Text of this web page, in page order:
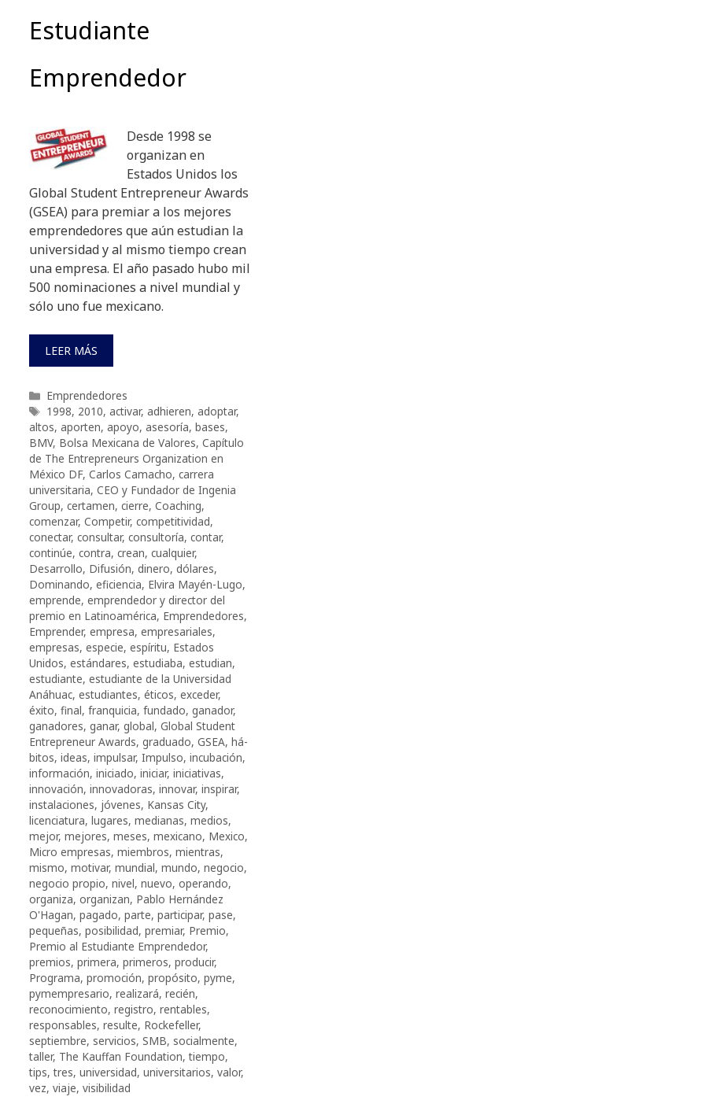
Estudiante
Emprendedor
Desde 1998 se
organizan en
Estados Unidos los
Global Student Entrepreneur Awards
(GSEA) para premiar a los mejores
emprendedores que aún estudian la
universidad y al mismo tiempo crean
una empresa. El año pasado hubo mil
500 nominaciones a nivel mundial y
sólo uno fue mexicano.
LEER MÁS
Categorías
Emprendedores
Etiquetas
1998, 2010, activar, adhieren, adoptar,
altos, aporten, apoyo, asesoría, bases,
BMV, Bolsa Mexicana de Valores, Capítulo
de The Entrepreneurs Organization en
México DF, Carlos Camacho, carrera
universitaria, CEO y Fundador de Ingenia
Group, certamen, cierre, Coaching,
comenzar, Competir, competitividad,
conectar, consultar, consultoría, contar,
continúe, contra, crean, cualquier,
Desarrollo, Difusión, dinero, dólares,
Dominando, eficiencia, Elvira Mayén-Lugo,
emprende, emprendedor y director del
premio en Latinoamérica, Emprendedores,
Emprender, empresa, empresariales,
empresas, especie, espíritu, Estados
Unidos, estándares, estudiaba, estudian,
estudiante, estudiante de la Universidad
Anáhuac, estudiantes, éticos, exceder,
éxito, final, franquicia, fundado, ganador,
ganadores, ganar, global, Global Student
Entrepreneur Awards, graduado, GSEA, há­
bi­tos, ideas, impulsar, Impulso, incubación,
información, iniciado, iniciar, iniciativas,
innovación, innovadoras, innovar, inspirar,
instalaciones, jóvenes, Kansas City,
licenciatura, lugares, medianas, medios,
mejor, mejores, meses, mexicano, Mexico,
Micro empresas, miembros, mientras,
mismo, motivar, mundial, mundo, negocio,
negocio propio, nivel, nuevo, operando,
organiza, organizan, Pablo Hernández
O'Hagan, pagado, parte, participar, pase,
pequeñas, posibilidad, premiar, Premio,
Premio al Estudiante Emprendedor,
premios, primera, primeros, producir,
Programa, promoción, propósito, pyme,
pymempresario, realizará, recién,
reconocimiento, registro, rentables,
responsables, resulte, Rockefeller,
septiembre, servicios, SMB, socialmente,
taller, The Kauffan Foundation,tiempo,
tips,tres, universidad, universitarios, valor,
vez, viaje, visibilidad